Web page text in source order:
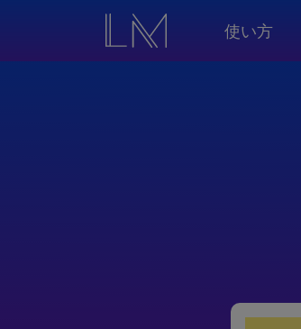
使い方